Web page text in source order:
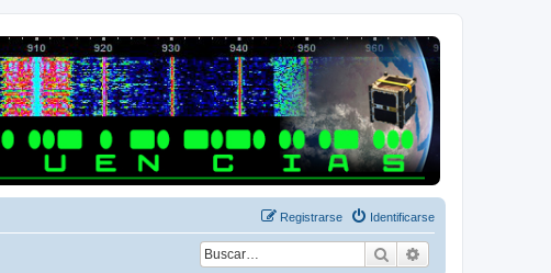
Identificarse
Registrarse
Buscar